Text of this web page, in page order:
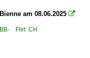
am 08.06.2025 
Flirt CH